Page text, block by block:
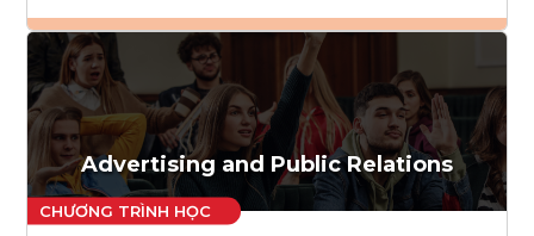
Ghi danh
Tham vấn Interlink
Advertising and Public Relations